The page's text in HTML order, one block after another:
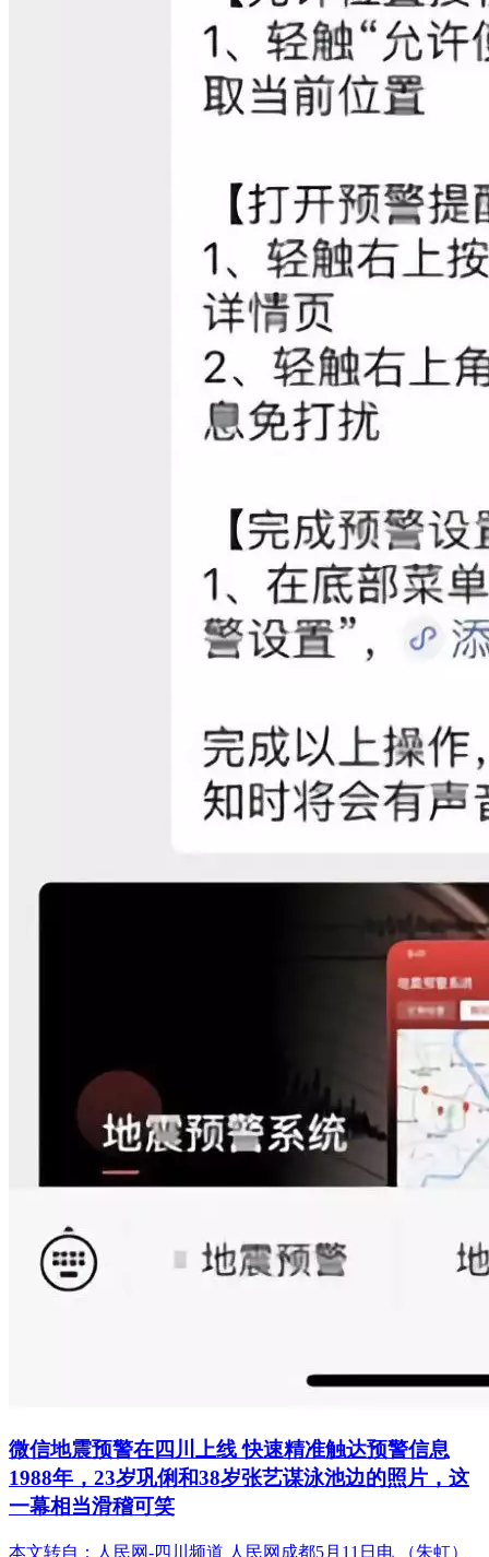
微信地震预警在四川上线 快速精准触达预警信息
1988年，23岁巩俐和38岁张艺谋泳池边的照片，这
一幕相当滑稽可笑
本文转自：人民网-四川频道 人民网成都5月11日电 （朱虹）